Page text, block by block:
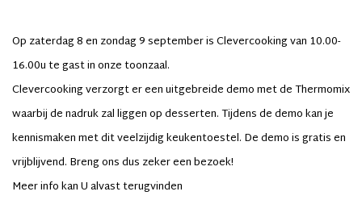
Op zaterdag 8 en zondag 9 september is Clevercooking van 10.00-
16.00u te gast in onze toonzaal.
Clevercooking verzorgt er een uitgebreide demo met de Thermomix
waarbij de nadruk zal liggen op desserten. Tijdens de demo kan je
kennismaken met dit veelzijdig keukentoestel. De demo is gratis en
vrijblijvend. Breng ons dus zeker een bezoek!
Meer info kan U alvast terugvinden